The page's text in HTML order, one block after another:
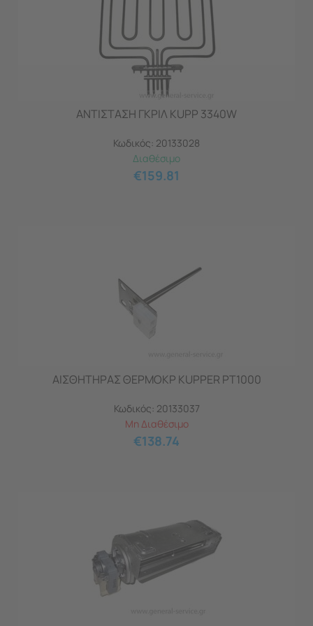
ΑΝΤΙΣΤΑΣΗ ΓΚΡΙΛ KUPP 3340W
Κωδικός: 20133028
Διαθέσιμο
€159.81
ΑΙΣΘΗΤΗΡΑΣ ΘΕΡΜΟΚΡ KUPPER PT1000
Κωδικός: 20133037
Μη Διαθέσιμο
€138.74